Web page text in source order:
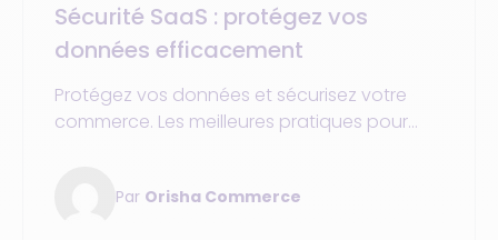
Sécurité SaaS : protégez vos
données efficacement
Protégez vos données et sécurisez votre
commerce. Les meilleures pratiques pour
Par Orisha Commerce